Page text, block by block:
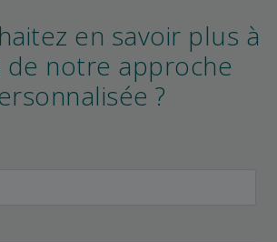
en savoir plus à
notre approche
?